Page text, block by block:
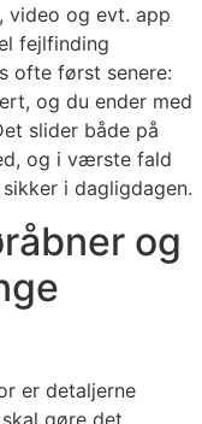
video og evt. app
fejlfinding
ofte først senere:
og du ender med
slider både på
og i værste fald
i dagligdagen.
og
er detaljerne